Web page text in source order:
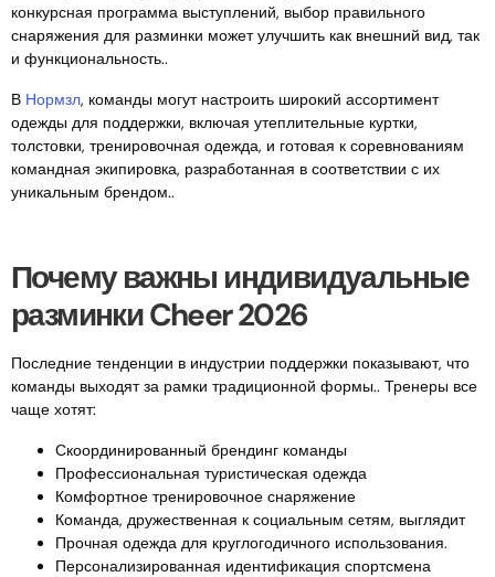
конкурсная программа выступлений, выбор правильного
снаряжения для разминки может улучшить как внешний вид, так
и функциональность..
В Нормзл, команды могут настроить широкий ассортимент
одежды для поддержки, включая утеплительные куртки,
толстовки, тренировочная одежда, и готовая к соревнованиям
командная экипировка, разработанная в соответствии с их
уникальным брендом..
Почему важны индивидуальные
разминки Cheer 2026
Последние тенденции в индустрии поддержки показывают, что
команды выходят за рамки традиционной формы.. Тренеры все
чаще хотят:
Скоординированный брендинг команды
Профессиональная туристическая одежда
Комфортное тренировочное снаряжение
Команда, дружественная к социальным сетям, выглядит
Прочная одежда для круглогодичного использования.
Персонализированная идентификация спортсмена